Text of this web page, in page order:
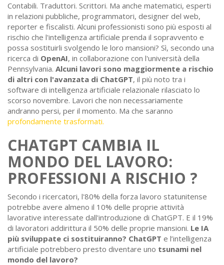
Contabili. Traduttori. Scrittori. Ma anche matematici, esperti
in relazioni pubbliche, programmatori, designer del web,
reporter e fiscalisti. Alcuni professionisti sono più esposti al
rischio che l'intelligenza artificiale prenda il sopravvento e
possa sostituirli svolgendo le loro mansioni? Sì, secondo una
ricerca di OpenAI, in collaborazione con l'università della
Pennsylvania. Alcuni lavori sono maggiormente a rischio
di altri con l'avanzata di ChatGPT, il più noto tra i
software di intelligenza artificiale relazionale rilasciato lo
scorso novembre. Lavori che non necessariamente
andranno persi, per il momento. Ma che saranno
profondamente trasformati.
CHATGPT CAMBIA IL
MONDO DEL LAVORO:
PROFESSIONI A RISCHIO ?
Secondo i ricercatori, l'80% della forza lavoro statunitense
potrebbe avere almeno il 10% delle proprie attività
lavorative interessate dall'introduzione di ChatGPT. E il 19%
di lavoratori addirittura il 50% delle proprie mansioni. Le IA
più sviluppate ci sostituiranno? ChatGPT e l’intelligenza
artificiale potrebbero presto diventare uno tsunami nel
mondo del lavoro?